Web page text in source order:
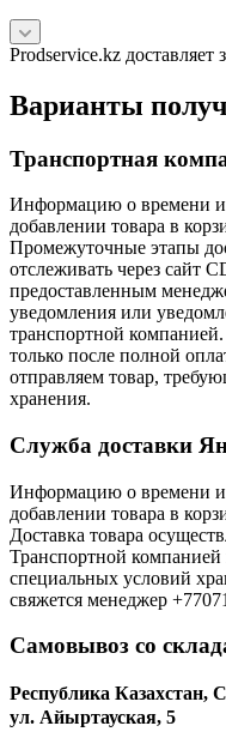
Prodservice.kz доставляет
Варианты
Транспортная
Информацию о времени и
добавлении товара в
Промежуточные этапы
отслеживать через сайт
предоставленным
уведомления или
транспортной компанией.
только после полной
отправляем товар,
хранения.
Служба доставки
Информацию о времени и
добавлении товара в
Доставка товара
Транспортной
специальных условий
свяжется менеджер
Самовывоз со
Республика Казахстан,
ул. Айыртауская, 5